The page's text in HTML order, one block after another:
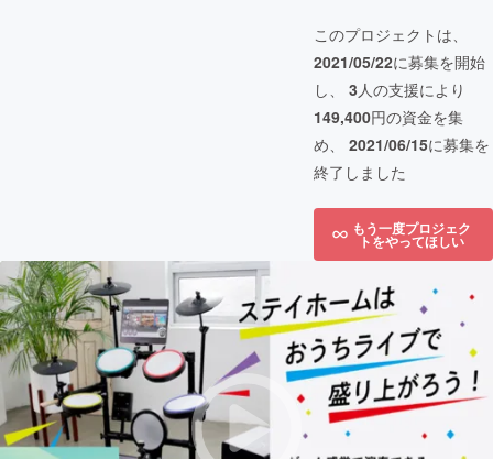
このプロジェクトは、
2021/05/22に募集を開始
し、 3人の支援により
149,400円の資金を集
め、 2021/06/15に募集を
終了しました
もう一度プロジェク
トをやってほしい